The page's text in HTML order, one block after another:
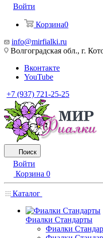
Войти
Корзина0
info@mirfialki.ru
Волгоградская обл., г.
Вконтакте
YouTube
+7 (937) 721-25-25
Поиск
Войти
Корзина 0
Каталог
Фиалки Стандарты
Фиалки